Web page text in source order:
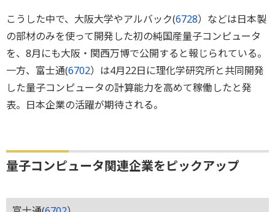
こうした中で、大阪大学やアルバック(6728）などは日本製
の部材のみを使って開発した初の純国産量子コンピュータ
を、8月にも大阪・関西万博で公開すると報じられている。
一方、富士通(6702）は4月22日に理化学研究所と共同開発
した量子コンピュータの計算能力を高めて稼働したと発
表。日本企業の活躍が期待される。
量子コンピュータ関連企業をピックアップ